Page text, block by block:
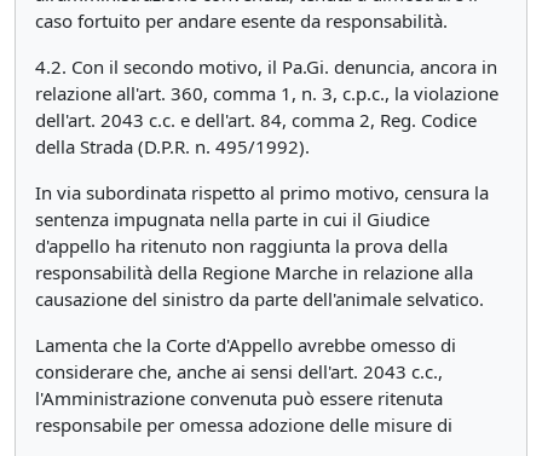
caso fortuito per andare esente da responsabilità.
4.2. Con il secondo motivo, il Pa.Gi. denuncia, ancora in
relazione all'art. 360, comma 1, n. 3, c.p.c., la violazione
dell'art. 2043 c.c. e dell'art. 84, comma 2, Reg. Codice
della Strada (D.P.R. n. 495/1992).
In via subordinata rispetto al primo motivo, censura la
sentenza impugnata nella parte in cui il Giudice
d'appello ha ritenuto non raggiunta la prova della
responsabilità della Regione Marche in relazione alla
causazione del sinistro da parte dell'animale selvatico.
Lamenta che la Corte d'Appello avrebbe omesso di
considerare che, anche ai sensi dell'art. 2043 c.c.,
l'Amministrazione convenuta può essere ritenuta
responsabile per omessa adozione delle misure di